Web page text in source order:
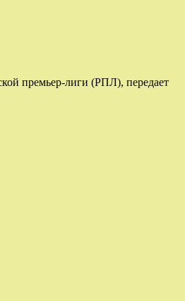
премьер-лиги (РПЛ), передает